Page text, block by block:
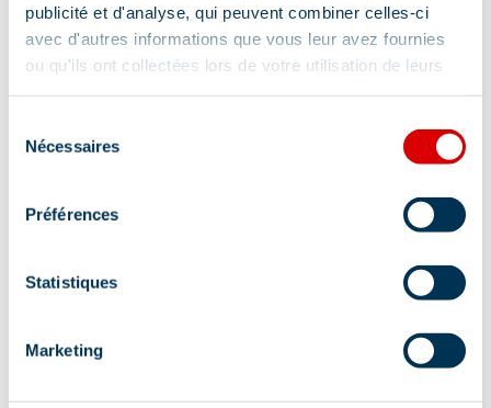
publicité et d'analyse, qui peuvent combiner celles-ci
avec d'autres informations que vous leur avez fournies
ou qu'ils ont collectées lors de votre utilisation de leurs
Nécessaires
Préférences
Statistiques
Marketing
Adresse :
481 Rue des jeux olympiques, 73550 Méribel
même trotoir que l'hotel le savoy , agence gsi